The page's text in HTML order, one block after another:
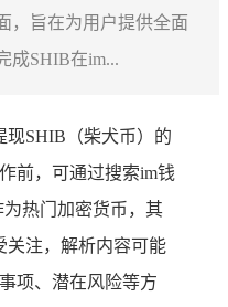
，旨在为用户提供全面
成SHIB在im...
现SHIB（柴犬币）的
前，可通过搜索im钱
热门加密货币，其
关注，解析内容可能
项、潜在风险等方